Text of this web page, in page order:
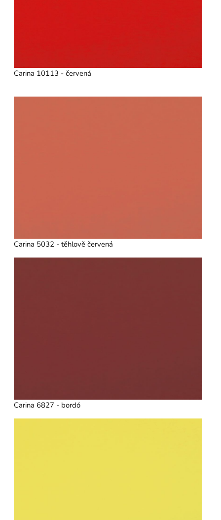
Carina 10113 - červená
Carina 5032 - těhlově červená
Carina 6827 - bordó